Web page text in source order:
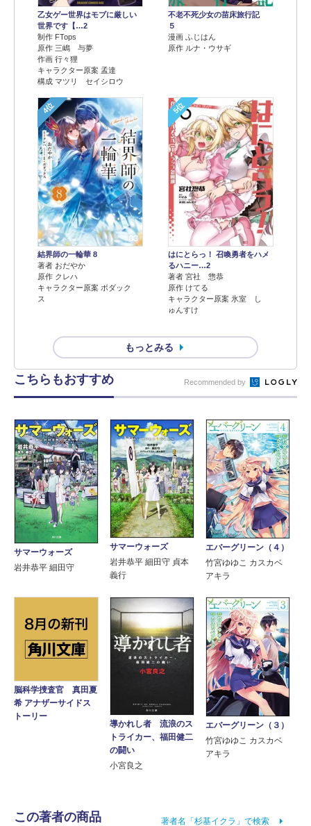
乙女ゲー世界はモブに厳しい
世界です【…2
制作 FTops
原作 三嶋 与夢
作画 行々狸
キャラクター原案 孟達
構成 マツリ セイシロウ
不老不死少女の苗床旅行記
５
漫画 ふじはん
原作 ルナ・ウサギ
4位
結界師の一輪華 8
著者 おだやか
原作 クレハ
キャラクター原案 ボダック
ス
5位
はにとらっ！ 召喚勇者をハメ
るハニー…2
著者 宮社 惣恭
原作 けてる
キャラクター原案 氷室 し
ゅんすけ
もっとみる
こちらもおすすめ Recommended by
サマーウォーズ
岩井恭平 細田守
サマーウォーズ
岩井恭平 細田守 貞本
義行
エバーグリーン（４）
竹宮ゆゆこ カスカベ
アキラ
脳科学捜査官 真田夏
希 アナザーサイドス
トーリー
導かれし者 流浪のス
トライカー、福田健二
の闘い
小宮良之
エバーグリーン（３）
竹宮ゆゆこ カスカベ
アキラ
この著者の商品 著者名「杉基イクラ」で検索